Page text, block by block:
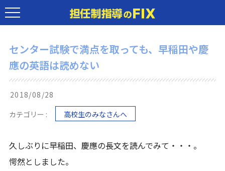
センター試験で満点を取っても、早稲田や慶
應の英語は読めない
2018/08/28
カテゴリー :
高校生のみなさんへ
久しぶりに早稲田、慶應の長文を読んでみて・・・。
愕然としました。